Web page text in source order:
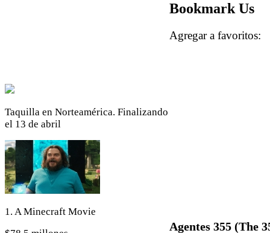
Taquilla en Norteamérica. Finalizando
el 13 de abril
1. A Minecraft Movie
Bookmark Us
Agregar a
Agentes 355 (The